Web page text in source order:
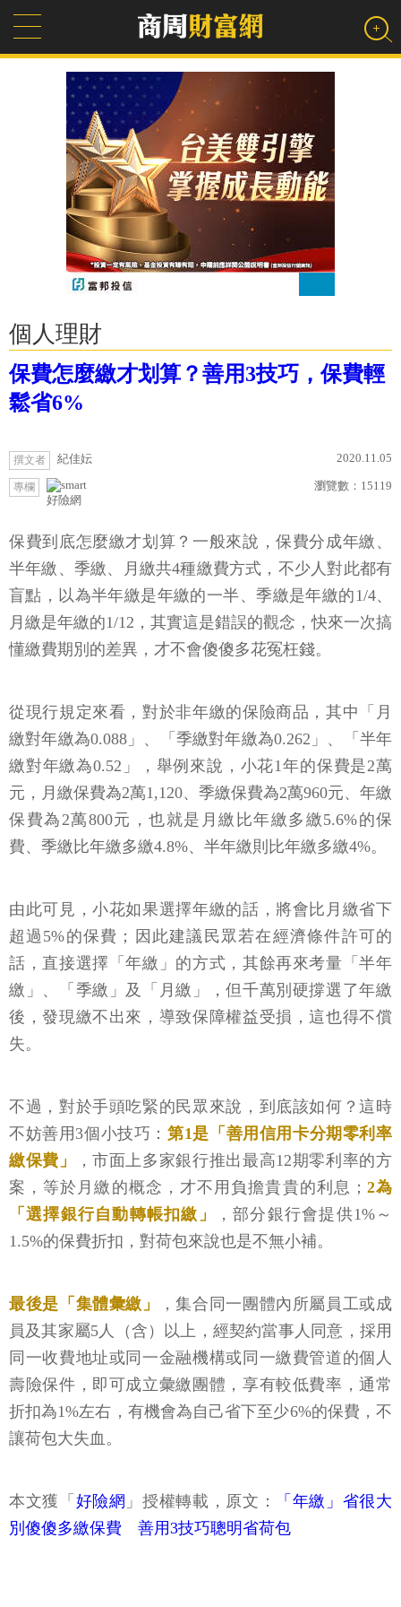
個人理財
保費怎麼繳才划算？善用3技巧，保費輕
鬆省6%
撰文者 紀佳妘 2020.11.05
專欄
好險網
瀏覽數： 15119
保費到底怎麼繳才划算？一般來說，保費分成年繳、
半年繳、季繳、月繳共4種繳費方式，不少人對此都有
盲點，以為半年繳是年繳的一半、季繳是年繳的1/4、
月繳是年繳的1/12，其實這是錯誤的觀念，快來一次搞
懂繳費期別的差異，才不會傻傻多花冤枉錢。
從現行規定來看，對於非年繳的保險商品，其中「月
繳對年繳為0.088」、「季繳對年繳為0.262」、「半年
繳對年繳為0.52」，舉例來說，小花1年的保費是2萬
元，月繳保費為2萬1,120、季繳保費為2萬960元、年繳
保費為2萬800元，也就是月繳比年繳多繳5.6%的保
費、季繳比年繳多繳4.8%、半年繳則比年繳多繳4%。
由此可見，小花如果選擇年繳的話，將會比月繳省下
超過5%的保費；因此建議民眾若在經濟條件許可的
話，直接選擇「年繳」的方式，其餘再來考量「半年
繳」、「季繳」及「月繳」，但千萬別硬撐選了年繳
後，發現繳不出來，導致保障權益受損，這也得不償
失。
不過，對於手頭吃緊的民眾來說，到底該如何？這時
不妨善用3個小技巧：第1是「善用信用卡分期零利率
繳保費」
，市面上多家銀行推出最高12期零利率的方
案，等於月繳的概念，才不用負擔貴貴的利息； 2為
「選擇銀行自動轉帳扣繳」
，部分銀行會提供1%～
1.5%的保費折扣，對荷包來說也是不無小補。
最後是「集體彙繳」
，集合同一團體內所屬員工或成
員及其家屬5人（含）以上，經契約當事人同意，採用
同一收費地址或同一金融機構或同一繳費管道的個人
壽險保件，即可成立彙繳團體，享有較低費率，通常
折扣為1%左右，有機會為自己省下至少6%的保費，不
讓荷包大失血。
本文獲「 好險網 」授權轉載，原文：
「年繳」省很大
別傻傻多繳保費 善用3技巧聰明省荷包